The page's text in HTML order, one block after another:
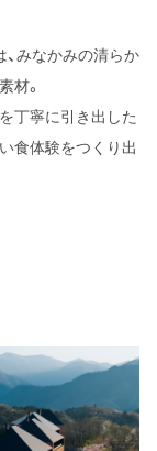
、みなかみの清らか
材。
丁寧に引き出した
食体験をつくり出